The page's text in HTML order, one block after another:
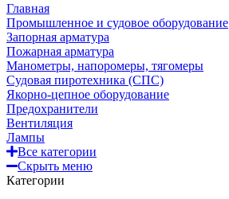
Главная
Промышленное и судовое оборудование
Запорная арматура
Пожарная арматура
Манометры, напоромеры, тягомеры
Судовая пиротехника (СПС)
Якорно-цепное оборудование
Предохранители
Вентиляция
Лампы
Все категории
Скрыть меню
Категории